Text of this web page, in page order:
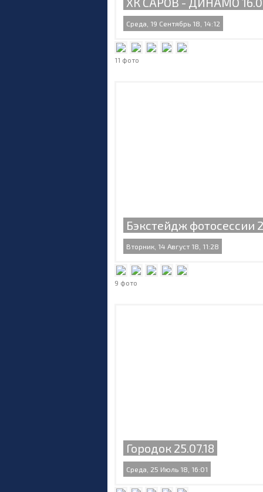
Среда, 19 Сентябрь 18, 14:12
11 фото
Бэкстейдж фотосессии
Вторник, 14 Август 18, 11:28
9 фото
Городок 25.07.18
Среда, 25 Июль 18, 16:01